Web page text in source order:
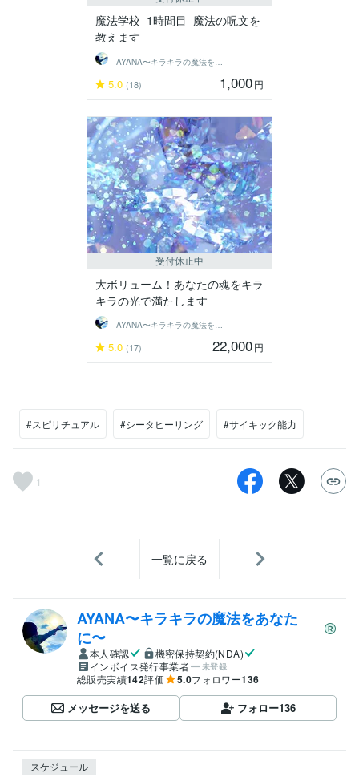
魔法学校−1時間目−魔法の呪文を
教えます
5.0 (18) 1,000円
受付休止中
大ボリューム！あなたの魂をキラ
キラの光で満たします
AYANA〜キラキラの魔法をあなたに〜
5.0 (17) 22,000円
#スピリチュアル #シータヒーリング #サイキック能力
1
一覧に戻る
AYANA〜キラキラの魔法をあなた
に〜
本人確認
機密保持契約(NDA)
インボイス発行事業者
未登録
総販売実績142評価 5.0フォロワー136
メッセージを送る フォロー136
スケジュール